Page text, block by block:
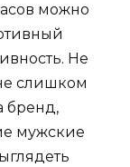
можно
Не
слишком
бренд,
мужские